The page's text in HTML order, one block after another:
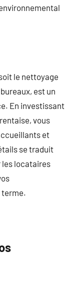
le nettoyage
est un
En investissant
vous
et
se traduit
locataires
terme.